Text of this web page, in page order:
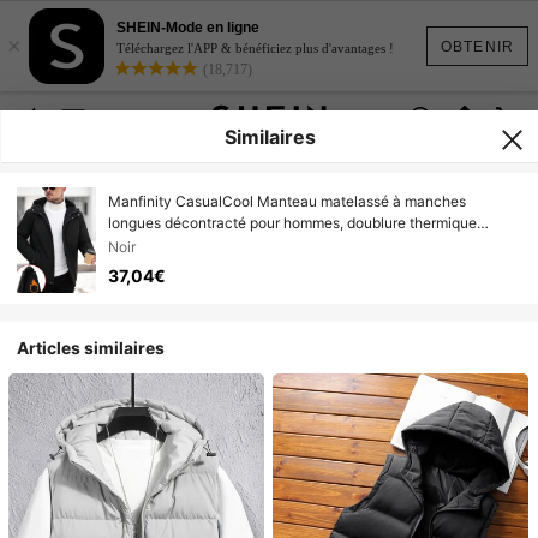
OBTENIR
×
SHEIN-Mode en ligne
Téléchargez l'APP & bénéficiez plus d'avantages !
(18,717)
Similaires
Manfinity CasualCool Manteau matelassé à manches
longues décontracté pour hommes, doublure thermique
chaude, multi-poches, manteau matelassé à capuche zippée
de couleur unie, vêtement de rue pour usage quotidien
Noir
37,04€
Articles similaires